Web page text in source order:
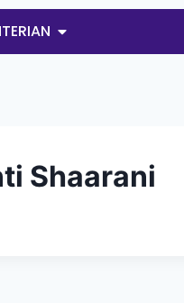
Shaarani